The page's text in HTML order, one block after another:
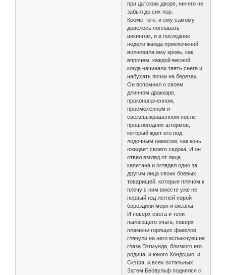
при датском дворе, ничего не
забыл до сих пор.
Кроме того, и ему самому
довелось поплавать
викингом, и в последние
недели жажда приключений
волновала ему кровь, как,
впрочем, каждой весной,
когда начинали таять снега и
набухать почки на березах.
Он вспомнил о своем
длинном драккаре,
проконопаченном,
просмоленном и
свежевыкрашенном после
прошлогодних штормов,
который ждет его под
лодочным навесом, как конь
ожидает своего седока. И он
отвел взгляд от лица
капитана и оглядел одно за
другим лица своих боевых
товарищей, которые плечом к
плечу с ним вместе уже не
первый год летней порой
бороздили моря и океаны.
И поверх света и тени
пылающего очага, поверх
пламени горящих факелов
глянули на него вспыхнувшие
глаза Вэгмунда, близкого его
родича, и юного Хондсцио, и
Скэфа, и всех остальных.
Затем Беовульф поднялся с